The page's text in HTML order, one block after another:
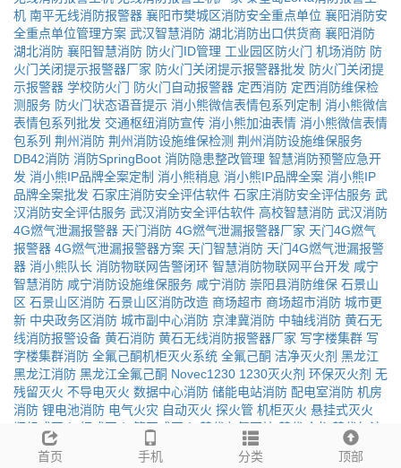
机 南平无线消防报警器 襄阳市樊城区消防安全重点单位 襄阳消防安
全重点单位管理方案 武汉智慧消防 湖北消防出口供货商 襄阳消防
湖北消防 襄阳智慧消防 防火门ID管理 工业园区防火门 机场消防 防
火门关闭提示报警器厂家 防火门关闭提示报警器批发 防火门关闭提
示报警器 学校防火门 防火门自动报警器 定西消防 定西消防维保检
测服务 防火门状态语音提示 消小熊微信表情包系列定制 消小熊微信
表情包系列批发 交通枢纽消防宣传 消小熊加油表情 消小熊微信表情
包系列 荆州消防 荆州消防设施维保检测 荆州消防设施维保服务
DB42消防 消防SpringBoot 消防隐患整改管理 智慧消防预警应急开
发 消小熊IP品牌全案定制 消小熊稍息 消小熊IP品牌全案 消小熊IP
品牌全案批发 石家庄消防安全评估软件 石家庄消防安全评估服务 武
汉消防安全评估服务 武汉消防安全评估软件 高校智慧消防 武汉消防
4G燃气泄漏报警器 天门消防 4G燃气泄漏报警器厂家 天门4G燃气
报警器 4G燃气泄漏报警器方案 天门智慧消防 天门4G燃气泄漏报警
器 消小熊队长 消防物联网告警闭环 智慧消防物联网平台开发 咸宁
智慧消防 咸宁消防设施维保服务 咸宁消防 崇阳县消防维保 石景山
区 石景山区消防 石景山区消防改造 商场超市 商场超市消防 城市更
新 中央政务区消防 城市副中心消防 京津冀消防 中轴线消防 黄石无
线消防报警设备 黄石消防 黄石无线消防报警器厂家 写字楼集群 写
字楼集群消防 全氟己酮机柜灭火系统 全氟己酮 洁净灭火剂 黑龙江
黑龙江消防 黑龙江全氟己酮 Novec1230 1230灭火剂 环保灭火剂 无
残留灭火 不导电灭火 数据中心消防 储能电站消防 配电室消防 机房
消防 锂电池消防 电气火灾 自动灭火 探火管 机柜灭火 悬挂式灭火
瓶组式灭火
柜式灭火 管网式灭火 替代七氟丙烷 替代哈龙 替代气溶
ODP为零 绿色灭火 洁净气体 储能集装箱
储能集装箱
储能集装箱灭火 养老机构智慧消防平台 养老机构智慧消防
首页 手机 分类 顶部